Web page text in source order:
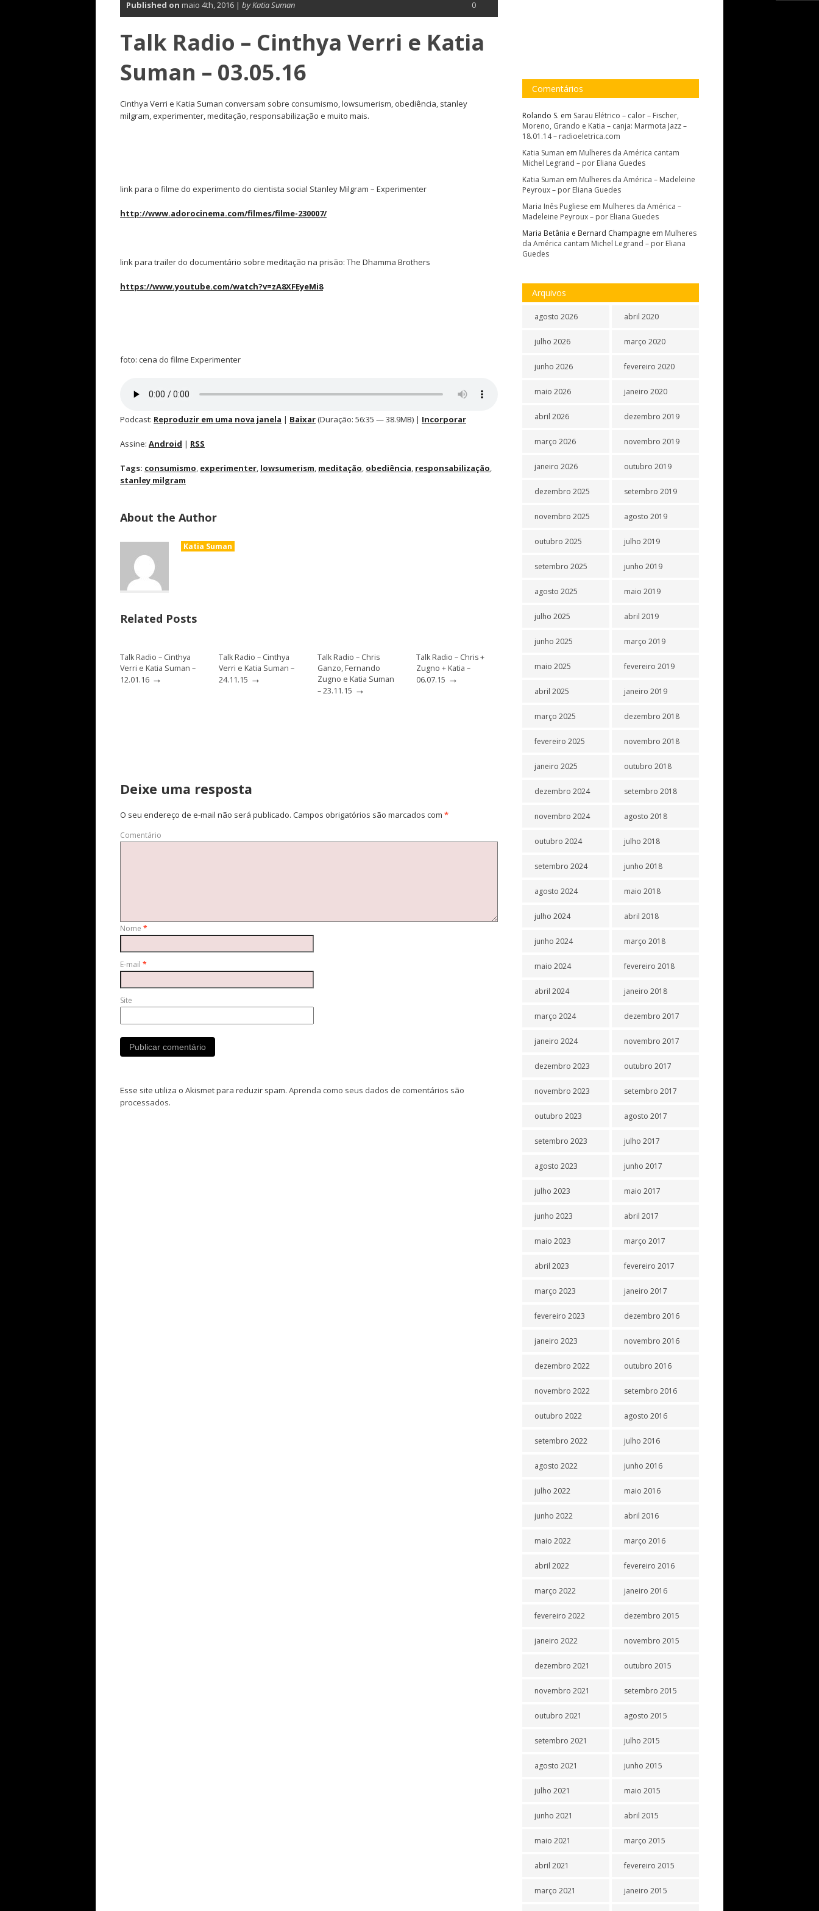
Published on maio 4th, 2016 | by Katia Suman 0
Talk Radio – Cinthya Verri e Katia
Suman – 03.05.16
Cinthya Verri e Katia Suman conversam sobre consumismo, lowsumerism, obediência, stanley
milgram, experimenter, meditação, responsabilização e muito mais.
link para o filme do experimento do cientista social Stanley Milgram – Experimenter
http://www.adorocinema.com/filmes/filme-230007/
link para trailer do documentário sobre meditação na prisão: The Dhamma Brothers
https://www.youtube.com/watch?v=zA8XFEyeMi8
foto: cena do filme Experimenter
Podcast: Reproduzir em uma nova janela | Baixar(Duração: 56:35 — 38.9MB) | Incorporar
Assine: Android | RSS
Tags: consumismo, experimenter, lowsumerism, meditação, obediência, responsabilização,
stanley milgram
About the Author
Katia Suman
Related Posts
Talk Radio – Cinthya
Verri e Katia Suman –
12.01.16 →
Talk Radio – Cinthya
Verri e Katia Suman –
24.11.15 →
Talk Radio – Chris
Ganzo, Fernando
Zugno e Katia Suman
– 23.11.15 →
Talk Radio – Chris +
Zugno + Katia –
06.07.15 →
Deixe uma resposta
O seu endereço de e-mail não será publicado. Campos obrigatórios são marcados com *
Comentário
Nome *
E-mail *
Site
Esse site utiliza o Akismet para reduzir spam. Aprenda como seus dados de comentários são
processados.
Comentários
Rolando S. em Sarau Elétrico – calor – Fischer,
Moreno, Grando e Katia – canja: Marmota Jazz –
18.01.14 – radioeletrica.com
Katia Suman em Mulheres da América cantam
Michel Legrand – por Eliana Guedes
Katia Suman em Mulheres da América – Madeleine
Peyroux – por Eliana Guedes
Maria Inês Pugliese em Mulheres da América –
Madeleine Peyroux – por Eliana Guedes
Maria Betânia e Bernard Champagne em Mulheres
da América cantam Michel Legrand – por Eliana
Guedes
Arquivos
agosto 2026
julho 2026
junho 2026
maio 2026
abril 2026
março 2026
janeiro 2026
dezembro 2025
novembro 2025
outubro 2025
setembro 2025
agosto 2025
julho 2025
junho 2025
maio 2025
abril 2025
março 2025
fevereiro 2025
janeiro 2025
dezembro 2024
novembro 2024
outubro 2024
setembro 2024
agosto 2024
julho 2024
junho 2024
maio 2024
abril 2024
março 2024
janeiro 2024
dezembro 2023
novembro 2023
outubro 2023
setembro 2023
agosto 2023
julho 2023
junho 2023
maio 2023
abril 2023
março 2023
fevereiro 2023
janeiro 2023
dezembro 2022
novembro 2022
outubro 2022
setembro 2022
agosto 2022
julho 2022
junho 2022
maio 2022
abril 2022
março 2022
fevereiro 2022
janeiro 2022
dezembro 2021
novembro 2021
outubro 2021
setembro 2021
agosto 2021
julho 2021
junho 2021
maio 2021
abril 2021
março 2021
abril 2020
março 2020
fevereiro 2020
janeiro 2020
dezembro 2019
novembro 2019
outubro 2019
setembro 2019
agosto 2019
julho 2019
junho 2019
maio 2019
abril 2019
março 2019
fevereiro 2019
janeiro 2019
dezembro 2018
novembro 2018
outubro 2018
setembro 2018
agosto 2018
julho 2018
junho 2018
maio 2018
abril 2018
março 2018
fevereiro 2018
janeiro 2018
dezembro 2017
novembro 2017
outubro 2017
setembro 2017
agosto 2017
julho 2017
junho 2017
maio 2017
abril 2017
março 2017
fevereiro 2017
janeiro 2017
dezembro 2016
novembro 2016
outubro 2016
setembro 2016
agosto 2016
julho 2016
junho 2016
maio 2016
abril 2016
março 2016
fevereiro 2016
janeiro 2016
dezembro 2015
novembro 2015
outubro 2015
setembro 2015
agosto 2015
julho 2015
junho 2015
maio 2015
abril 2015
março 2015
fevereiro 2015
janeiro 2015